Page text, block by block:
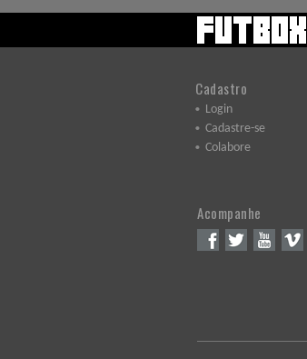
Cadastro
Login
Cadastre-se
Colabore
Acompanhe